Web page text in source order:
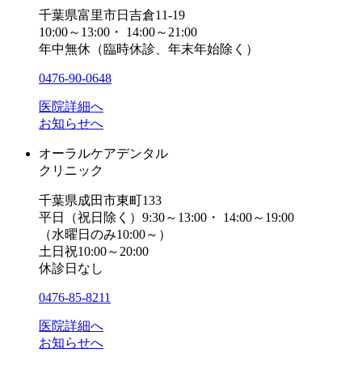
千葉県富里市日吉倉11-19
10:00～13:00・ 14:00～21:00
年中無休（臨時休診、年末年始除く）
0476-90-0648
医院詳細へ
お知らせへ
オーラルケアデンタル
クリニック
千葉県成田市東町133
平日（祝日除く）9:30～13:00・ 14:00～19:00
（水曜日のみ10:00～）
土日祝10:00～20:00
休診日なし
0476-85-8211
医院詳細へ
お知らせへ